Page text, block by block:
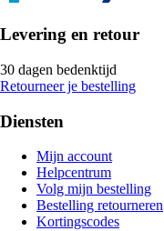
Levering en retour
30 dagen bedenktijd
Retourneer je bestelling
Diensten
Mijn account
Helpcentrum
Volg mijn bestelling
Bestelling retourneren
Kortingscodes